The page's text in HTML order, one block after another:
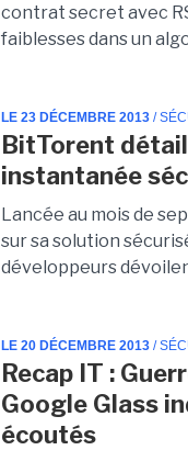
contrat secret avec
faiblesses dans un
LE 23 DÉCEMBRE 2013 /
BitTorent
instantanée
Lancée au mois de
sur sa solution
développeurs
LE 20 DÉCEMBRE 2013 /
Recap IT :
Google Glass
écoutés